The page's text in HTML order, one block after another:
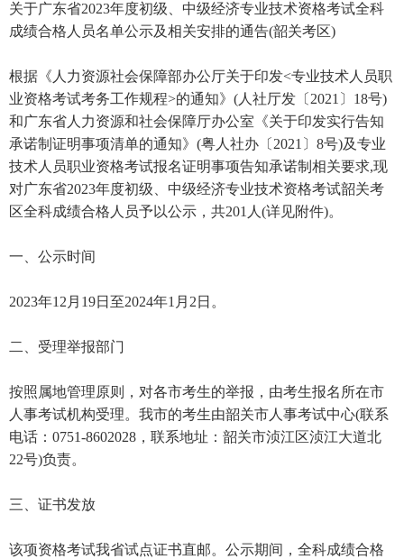
关于广东省2023年度初级、中级经济专业技术资格考试全科
成绩合格人员名单公示及相关安排的通告(韶关考区)
根据《人力资源社会保障部办公厅关于印发<专业技术人员职
业资格考试考务工作规程>的通知》(人社厅发〔2021〕18号)
和广东省人力资源和社会保障厅办公室《关于印发实行告知
承诺制证明事项清单的通知》(粤人社办〔2021〕8号)及专业
技术人员职业资格考试报名证明事项告知承诺制相关要求,现
对广东省2023年度初级、中级经济专业技术资格考试韶关考
区全科成绩合格人员予以公示，共201人(详见附件)。
一、公示时间
2023年12月19日至2024年1月2日。
二、受理举报部门
按照属地管理原则，对各市考生的举报，由考生报名所在市
人事考试机构受理。我市的考生由韶关市人事考试中心(联系
电话：0751-8602028，联系地址：韶关市浈江区浈江大道北
22号)负责。
三、证书发放
该项资格考试我省试点证书直邮。公示期间，全科成绩合格